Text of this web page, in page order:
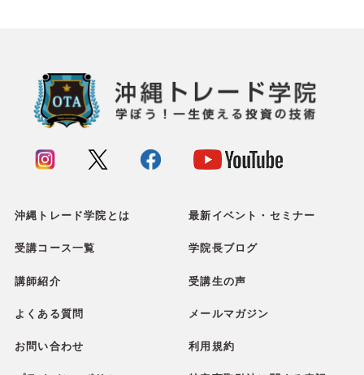
沖縄トレード学院とは 最新イベント・セミナー
受講コース一覧 学院長ブログ
講師紹介 受講生の声
よくある質問 メールマガジン
お問い合わせ 利用規約